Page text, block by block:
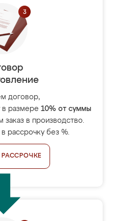
договор,
в размере 10% от суммы
заказ в производство.
рассрочку без %.